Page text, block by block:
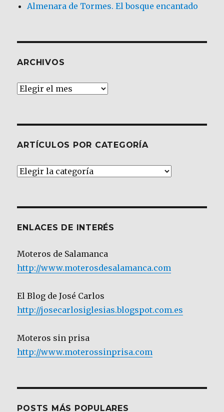
Almenara de Tormes. El bosque encantado
ARCHIVOS
Archivos
ARTÍCULOS POR CATEGORÍA
Artículos
ENLACES DE INTERÉS
Moteros de Salamanca
http://www.moterosdesalamanca.com
El Blog de José Carlos
http://josecarlosiglesias.blogspot.com.es
Moteros sin prisa
http://www.moterossinprisa.com
POSTS MÁS POPULARES